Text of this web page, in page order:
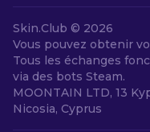
Skin.Club © 2026
Vous pouvez obtenir
Tous les échanges
via des bots Steam.
MOONTAIN LTD, 13
Nicosia, Cyprus